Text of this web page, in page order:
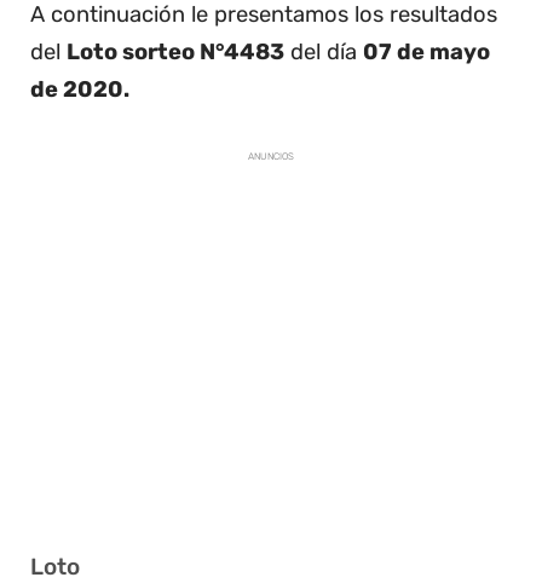
A continuación le presentamos los resultados
del Loto sorteo N°4483 del día 07 de mayo
de 2020.
ANUNCIOS
Loto